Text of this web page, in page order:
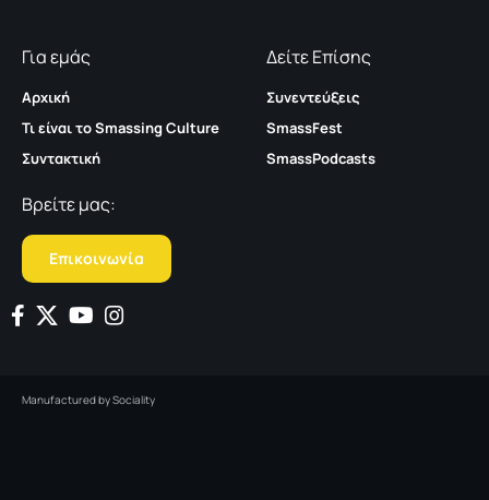
Για εμάς
Αρχική
Τι είναι το Smassing Culture
Συντακτική
Δείτε Επίσης
Συνεντεύξεις
SmassFest
SmassPodcasts
Βρείτε μας:
Επικοινωνία
Manufactured bySociality